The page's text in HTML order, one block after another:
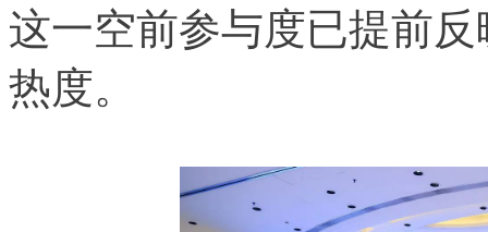
这一空前参与度已提前
热度。